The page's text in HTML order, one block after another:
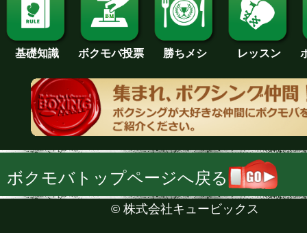
基礎知識 ボクモバ投票 勝ちメシ レッスン
ボクモバトップページへ戻る
© 株式会社キュービックス